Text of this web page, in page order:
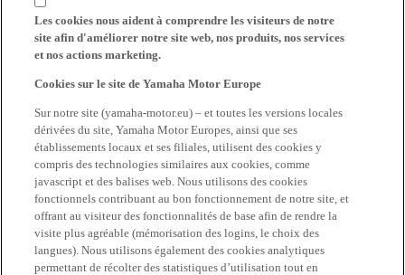
Les cookies nous aident à comprendre les visiteurs de notre
site afin d'améliorer notre site web, nos produits, nos services
et nos actions marketing.
Cookies sur le site de Yamaha Motor Europe
Sur notre site (yamaha-motor.eu) – et toutes les versions locales
dérivées du site, Yamaha Motor Europes, ainsi que ses
établissements locaux et ses filiales, utilisent des cookies y
compris des technologies similaires aux cookies, comme
javascript et des balises web. Nous utilisons des cookies
fonctionnels contribuant au bon fonctionnement de notre site, et
offrant au visiteur des fonctionnalités de base afin de rendre la
visite plus agréable (mémorisation des logins, le choix des
langues). Nous utilisons également des cookies analytiques
permettant de récolter des statistiques d’utilisation tout en